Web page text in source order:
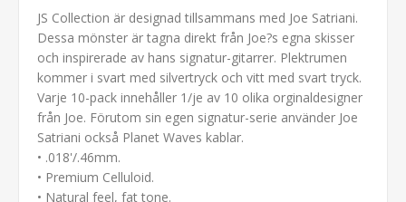
JS Collection är designad tillsammans med Joe Satriani.
Dessa mönster är tagna direkt från Joe?s egna skisser
och inspirerade av hans signatur-gitarrer. Plektrumen
kommer i svart med silvertryck och vitt med svart tryck.
Varje 10-pack innehåller 1/je av 10 olika orginaldesigner
från Joe. Förutom sin egen signatur-serie använder Joe
Satriani också Planet Waves kablar.
• .018'/.46mm.
• Premium Celluloid.
• Natural feel, fat tone.